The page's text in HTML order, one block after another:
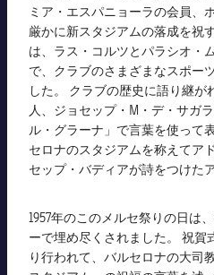
ミア・エスパニョーラの会員、
厳かに新スタジアムの落成を祝
は、ラス・コルツとパラシオ・
で、クラブのさまざまなスポー
した。 クラブの歴史に語り継
人、ジョセップ・M・デ・サガ
ル・グラーナ」で言葉を使って
セロナのスタジアムを称えてア
セップ・バディアが詩をつけた
1957年のこのメルセ祭りの日は
ーで埋め尽くされました。 祝賀
り行われて、バルセロナの大司